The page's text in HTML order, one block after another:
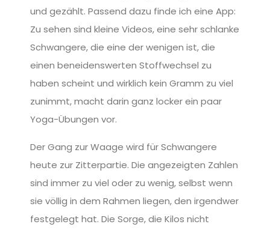
und gezählt. Passend dazu finde ich eine App:
Zu sehen sind kleine Videos, eine sehr schlanke
Schwangere, die eine der wenigen ist, die
einen beneidenswerten Stoffwechsel zu
haben scheint und wirklich kein Gramm zu viel
zunimmt, macht darin ganz locker ein paar
Yoga-Übungen vor.
Der Gang zur Waage wird für Schwangere
heute zur Zitterpartie. Die angezeigten Zahlen
sind immer zu viel oder zu wenig, selbst wenn
sie völlig in dem Rahmen liegen, den irgendwer
festgelegt hat. Die Sorge, die Kilos nicht